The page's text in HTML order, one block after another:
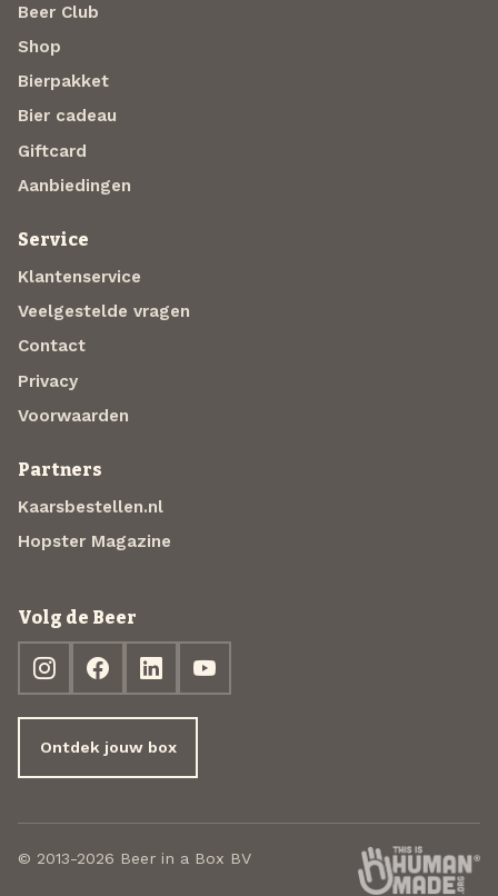
Beer Club
Shop
Bierpakket
Bier cadeau
Giftcard
Aanbiedingen
Service
Klantenservice
Veelgestelde vragen
Contact
Privacy
Voorwaarden
Partners
Kaarsbestellen.nl
Hopster Magazine
Volg de Beer
Ontdek jouw box
© 2013-2026 Beer in a Box BV